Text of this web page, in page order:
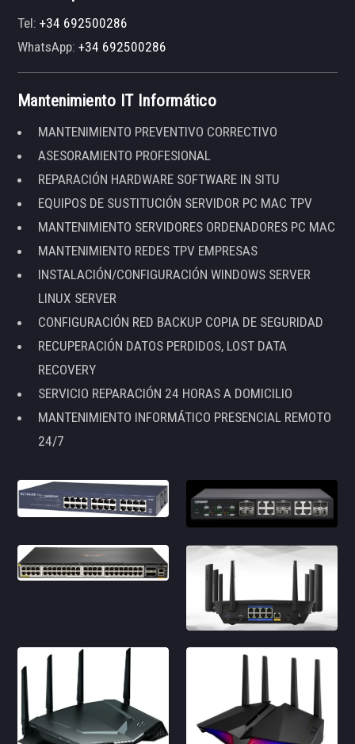
Tel:+34 692500286
WhatsApp:+34 692500286
Mantenimiento IT Informático
MANTENIMIENTO PREVENTIVO CORRECTIVO
ASESORAMIENTO PROFESIONAL
REPARACIÓN HARDWARE SOFTWARE IN SITU
EQUIPOS DE SUSTITUCIÓN SERVIDOR PC MAC TPV
MANTENIMIENTO SERVIDORES ORDENADORES PC MAC
MANTENIMIENTO REDES TPV EMPRESAS
INSTALACIÓN/CONFIGURACIÓN WINDOWS SERVER
LINUX SERVER
CONFIGURACIÓN RED BACKUP COPIA DE SEGURIDAD
RECUPERACIÓN DATOS PERDIDOS, LOST DATA
RECOVERY
SERVICIO REPARACIÓN 24 HORAS A DOMICILIO
MANTENIMIENTO INFORMÁTICO PRESENCIAL REMOTO
24/7